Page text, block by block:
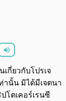
0:00/0:00
กี่ยวกับโปรเจ
านั้น มิได้มีเจตนา
โตเคอร์เรนซี